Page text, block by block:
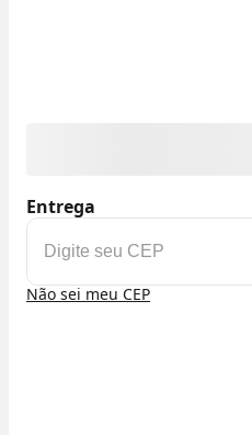
Entrega
Não sei meu CEP